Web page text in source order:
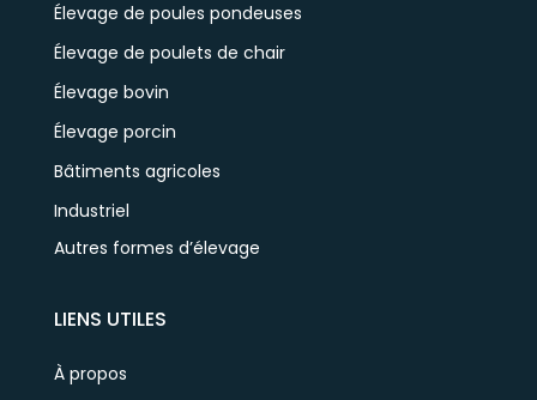
Élevage de poules pondeuses
Élevage de poulets de chair
Élevage bovin
Élevage porcin
Bâtiments agricoles
Industriel
Autres formes d’élevage
LIENS UTILES
À propos